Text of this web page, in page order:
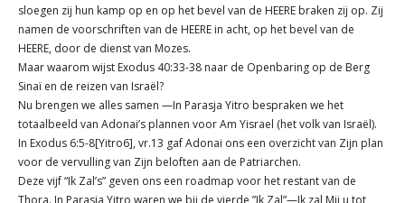
sloegen zij hun kamp op en op het bevel van de HEERE braken zij op. Zij
namen de voorschriften van de HEERE in acht, op het bevel van de
HEERE, door de dienst van Mozes.
Maar waarom wijst Exodus 40:33-38 naar de Openbaring op de Berg
Sinaï en de reizen van Israël?
Nu brengen we alles samen —In Parasja Yitro bespraken we het
totaalbeeld van Adonai’s plannen voor Am Yisrael (het volk van Israël).
In Exodus 6:5-8[Yitro6], vr.13 gaf Adonai ons een overzicht van Zijn plan
voor de vervulling van Zijn beloften aan de Patriarchen.
Deze vijf “Ik Zal’s” geven ons een roadmap voor het restant van de
Thora. In Parasja Yitro waren we bij de vierde ”Ik Zal”—Ik zal Mij u tot